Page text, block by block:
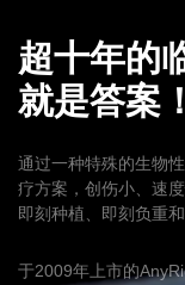
超十年的
就是答案！
通过一种特殊的生物
疗方案，创伤小、速
即刻种植、即刻负重
于2009年上市的